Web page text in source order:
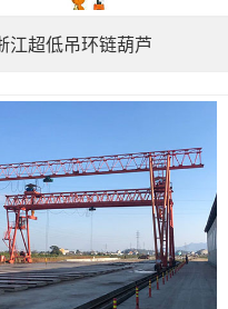
江超低吊环链葫芦